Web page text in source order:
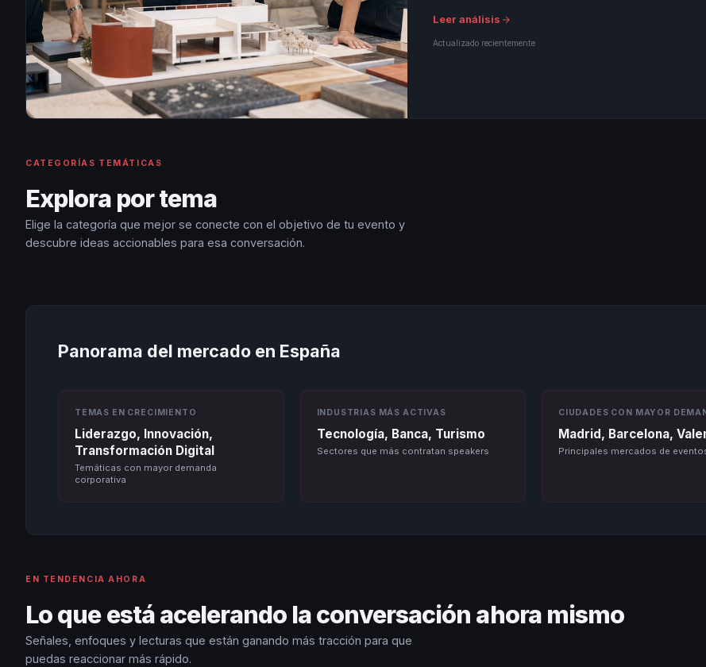
Leer análisis
Actualizado recientemente
CATEGORÍAS TEMÁTICAS
Explora por tema
Elige la categoría que mejor se conecte con el objetivo de tu evento y
descubre ideas accionables para esa conversación.
Panorama del mercado en España
TEMAS EN CRECIMIENTO
Liderazgo, Innovación,
Transformación Digital
Temáticas con mayor demanda
corporativa
INDUSTRIAS MÁS ACTIVAS
Tecnología, Banca, Turismo
Sectores que más contratan speakers
CIUDADES CON MAYOR
Madrid, Barcelona,
Principales mercados de
EN TENDENCIA AHORA
Lo que está acelerando la conversación ahora mismo
Señales, enfoques y lecturas que están ganando más tracción para que
puedas reaccionar más rápido.